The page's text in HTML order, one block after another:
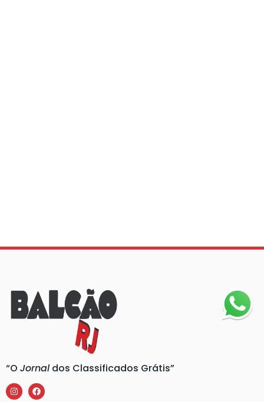
“O Jornaldos Classificados Grátis”